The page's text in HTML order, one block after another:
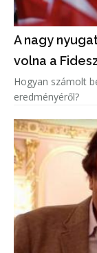
A nagy
volna a
Hogyan számolt
eredményéről?